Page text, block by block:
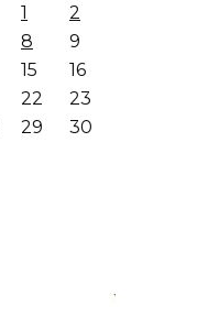
1
2
8
9
15
16
22
23
29
30